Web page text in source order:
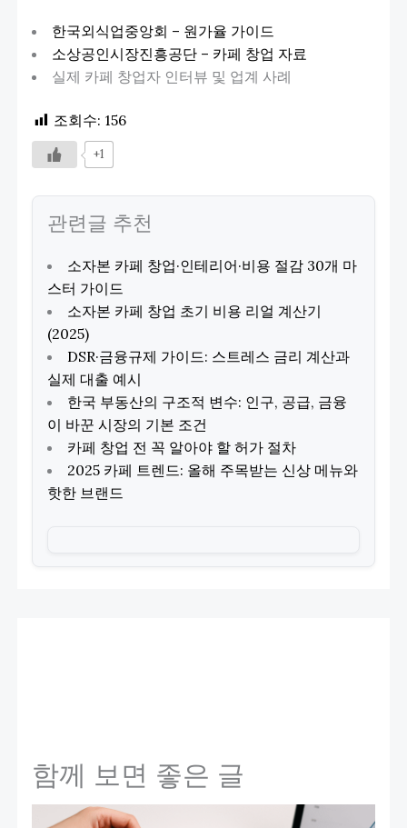
한국외식업중앙회 – 원가율 가이드
소상공인시장진흥공단 – 카페 창업 자료
실제 카페 창업자 인터뷰 및 업계 사례
조회수: 156
+1
관련글 추천
소자본 카페 창업·인테리어·비용 절감 30개 마
스터 가이드
소자본 카페 창업 초기 비용 리얼 계산기
(2025)
DSR·금융규제 가이드: 스트레스 금리 계산과
실제 대출 예시
한국 부동산의 구조적 변수: 인구, 공급, 금융
이 바꾼 시장의 기본 조건
카페 창업 전 꼭 알아야 할 허가 절차
2025 카페 트렌드: 올해 주목받는 신상 메뉴와
핫한 브랜드
함께 보면 좋은 글